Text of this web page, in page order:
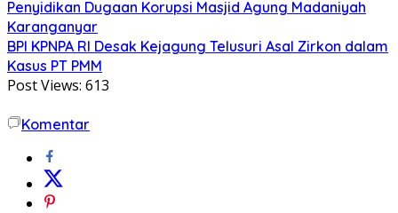
Penyidikan Dugaan Korupsi Masjid Agung Madaniyah
Karanganyar
BPI KPNPA RI Desak Kejagung Telusuri Asal Zirkon dalam
Kasus PT PMM
Post Views: 613
Komentar